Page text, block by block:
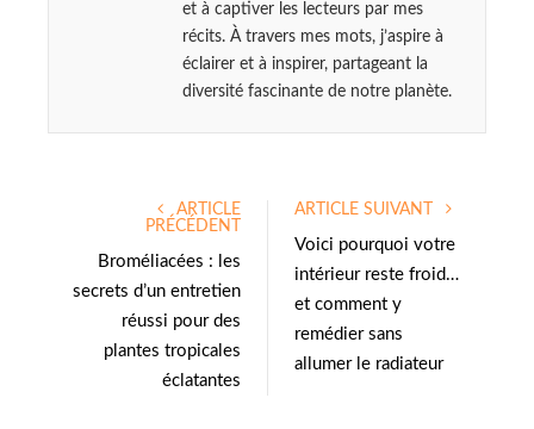
et à captiver les lecteurs par mes
récits. À travers mes mots, j’aspire à
éclairer et à inspirer, partageant la
diversité fascinante de notre planète.
ARTICLE
PRÉCÉDENT
Broméliacées : les
secrets d’un entretien
réussi pour des
plantes tropicales
éclatantes
ARTICLE SUIVANT
Voici pourquoi votre
intérieur reste froid…
et comment y
remédier sans
allumer le radiateur